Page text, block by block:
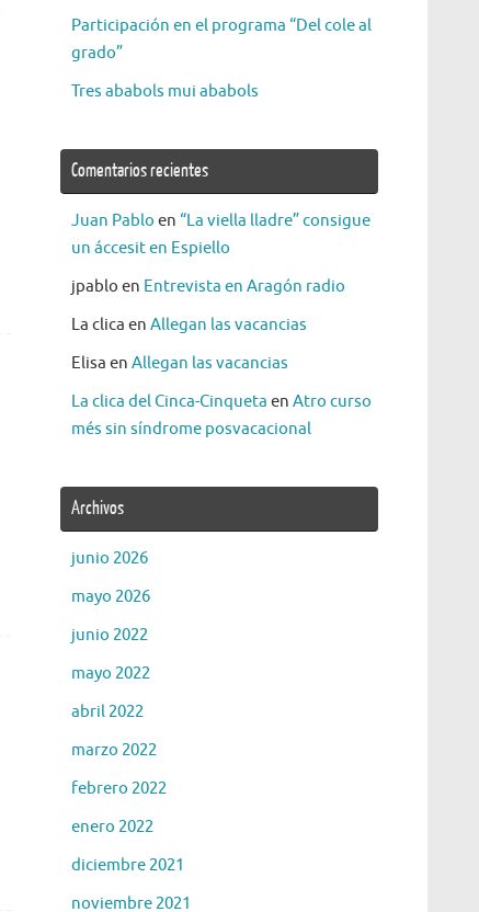
Participación en el programa “Del cole al
grado”
Tres ababols mui ababols
Comentarios recientes
Juan Pablo en “La viella lladre” consigue
un áccesit en Espiello
jpablo en Entrevista en Aragón radio
La clica en Allegan las vacancias
Elisa en Allegan las vacancias
La clica del Cinca-Cinqueta en Atro curso
més sin síndrome posvacacional
Archivos
junio 2026
mayo 2026
junio 2022
mayo 2022
abril 2022
marzo 2022
febrero 2022
enero 2022
diciembre 2021
noviembre 2021